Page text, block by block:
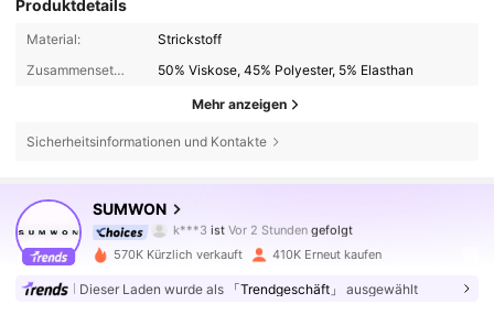
Produktdetails
Material:
Strickstoff
Zusammensetzung:
50% Viskose, 45% Polyester, 5% Elasthan
Mehr anzeigen
Sicherheitsinformationen und Kontakte
SUMWON k***3
n***eist am Durchsuchen
4,83
1M Follower
570K Kürzlich verkauft 410K Erneut kaufen
Dieser Laden wurde als 「Trendgeschäft」 ausgewählt